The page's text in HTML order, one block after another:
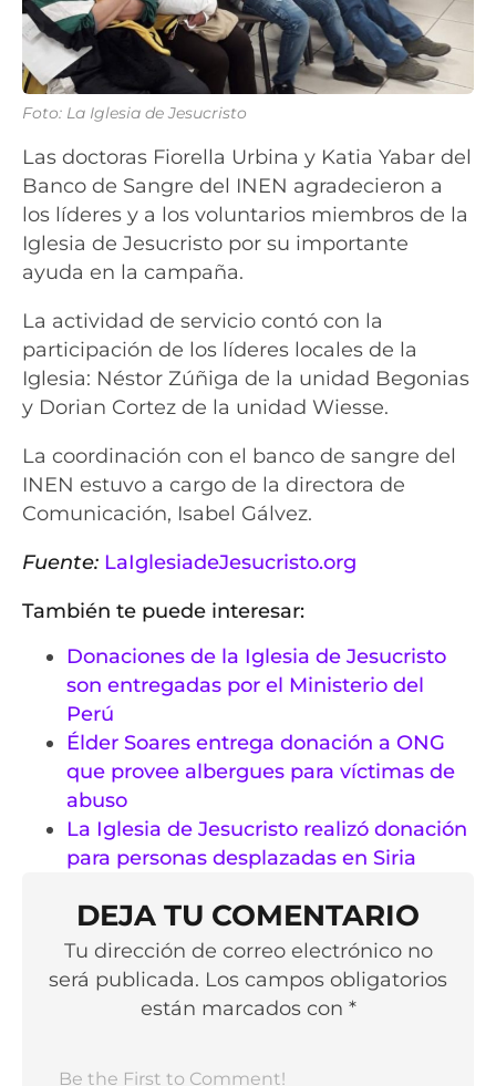
Foto: La Iglesia de Jesucristo
Las doctoras Fiorella Urbina y Katia Yabar del
Banco de Sangre del INEN agradecieron a
los líderes y a los voluntarios miembros de la
Iglesia de Jesucristo por su importante
ayuda en la campaña.
La actividad de servicio contó con la
participación de los líderes locales de la
Iglesia: Néstor Zúñiga de la unidad Begonias
y Dorian Cortez de la unidad Wiesse.
La coordinación con el banco de sangre del
INEN estuvo a cargo de la directora de
Comunicación, Isabel Gálvez.
Fuente: LaIglesiadeJesucristo.org
También te puede interesar:
Donaciones de la Iglesia de Jesucristo
son entregadas por el Ministerio del
Perú
Élder Soares entrega donación a ONG
que provee albergues para víctimas de
abuso
La Iglesia de Jesucristo realizó donación
para personas desplazadas en Siria
DEJA TU COMENTARIO
Tu dirección de correo electrónico no
será publicada. Los campos obligatorios
están marcados con *